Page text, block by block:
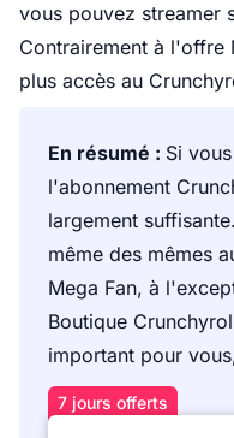
vous pouvez streamer
Contrairement à l'offre
plus accès au
En résumé : Si
l'abonnement
largement
même des mêmes
Mega Fan, à
Boutique
important pour
7 jours offerts